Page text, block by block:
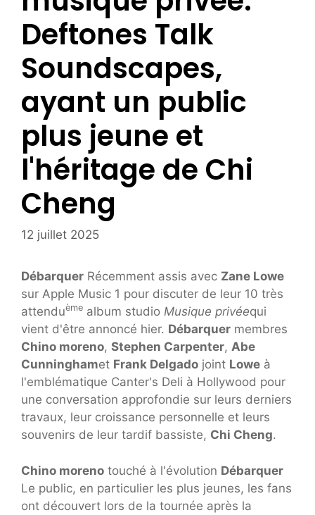
Deftones Talk
Soundscapes,
ayant un public
plus jeune et
l'héritage de Chi
Cheng
12 juillet 2025
Débarquer Récemment assis avec Zane Lowe
sur Apple Music 1 pour discuter de leur 10 très
attenduème album studio Musique privéequi
vient d'être annoncé hier. Débarquer membres
Chino moreno, Stephen Carpenter, Abe
Cunninghamet Frank Delgado joint Lowe à
l'emblématique Canter's Deli à Hollywood pour
une conversation approfondie sur leurs derniers
travaux, leur croissance personnelle et leurs
souvenirs de leur tardif bassiste, Chi Cheng.
Chino moreno touché à l'évolution Débarquer
Le public, en particulier les plus jeunes, les fans
ont découvert lors de la tournée après la